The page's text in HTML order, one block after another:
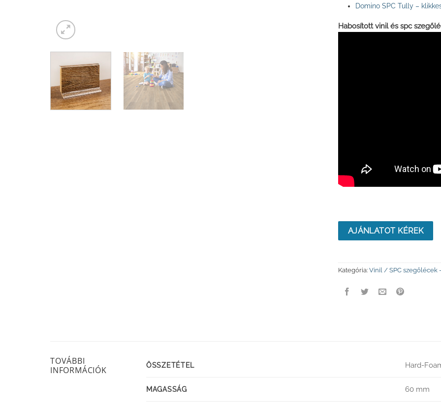
Domino SPC Tully –
Habosított vinil és spc
AJÁNLATOT KÉREK
Kategória: Vinil / SPC szegőlécek
TOVÁBBI
INFORMÁCIÓK
ÖSSZETÉTEL Hard-
MAGASSÁG 60 mm